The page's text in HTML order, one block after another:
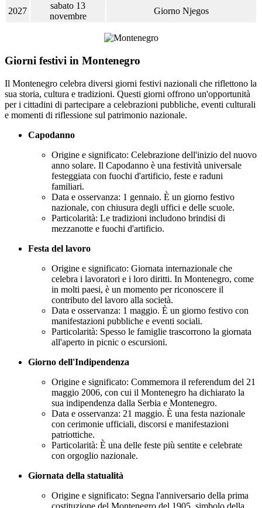
2027
sabato 13
novembre
Giorno Njegos
Giorni festivi in Montenegro
Il Montenegro celebra diversi giorni festivi nazionali che riflettono la
sua storia, cultura e tradizioni. Questi giorni offrono un'opportunità
per i cittadini di partecipare a celebrazioni pubbliche, eventi culturali
e momenti di riflessione sul patrimonio nazionale.
Capodanno
Origine e significato: Celebrazione dell'inizio del nuovo
anno solare. Il Capodanno è una festività universale
festeggiata con fuochi d'artificio, feste e raduni
familiari.
Data e osservanza: 1 gennaio. È un giorno festivo
nazionale, con chiusura degli uffici e delle scuole.
Particolarità: Le tradizioni includono brindisi di
mezzanotte e fuochi d'artificio.
Festa del lavoro
Origine e significato: Giornata internazionale che
celebra i lavoratori e i loro diritti. In Montenegro, come
in molti paesi, è un momento per riconoscere il
contributo del lavoro alla società.
Data e osservanza: 1 maggio. È un giorno festivo con
manifestazioni pubbliche e eventi sociali.
Particolarità: Spesso le famiglie trascorrono la giornata
all'aperto in picnic o escursioni.
Giorno dell'Indipendenza
Origine e significato: Commemora il referendum del 21
maggio 2006, con cui il Montenegro ha dichiarato la
sua indipendenza dalla Serbia e Montenegro.
Data e osservanza: 21 maggio. È una festa nazionale
con cerimonie ufficiali, discorsi e manifestazioni
patriottiche.
Particolarità: È una delle feste più sentite e celebrate
con orgoglio nazionale.
Giornata della statualità
Origine e significato: Segna l'anniversario della prima
costituzione del Montenegro del 1905, simbolo della